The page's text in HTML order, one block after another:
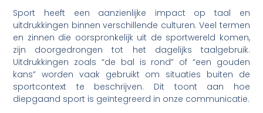
Sport heeft een aanzienlijke impact op taal en
uitdrukkingen binnen verschillende culturen. Veel termen
en zinnen die oorspronkelijk uit de sportwereld komen,
zijn doorgedrongen tot het dagelijks taalgebruik.
Uitdrukkingen zoals “de bal is rond” of “een gouden
kans” worden vaak gebruikt om situaties buiten de
sportcontext te beschrijven. Dit toont aan hoe
diepgaand sport is geïntegreerd in onze communicatie.